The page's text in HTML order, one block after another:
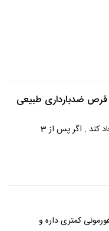
قرص ضدبارداری طبیعی
قرص ممکن است تا 3 ماه لکه بینی ایجاد کند . اگر پس از 3
مراجعه کنید .
کمتری داره و